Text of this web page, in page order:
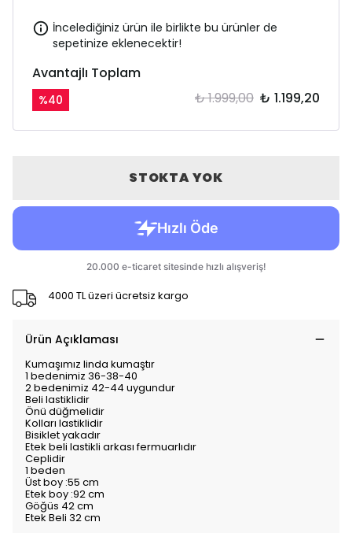
İncelediğiniz ürün ile birlikte bu ürünler de
sepetinize eklenecektir!
Avantajlı Toplam
%40 ₺ 1.999,00 ₺ 1.199,20
STOKTA YOK
4000 TL üzeri ücretsiz kargo
Ürün Açıklaması
Kumaşımız linda kumaştır
1 bedenimiz 36-38-40
2 bedenimiz 42-44 uygundur
Beli lastiklidir
Önü düğmelidir
Kolları lastiklidir
Bisiklet yakadır
Etek beli lastikli arkası fermuarlıdır
Ceplidir
1 beden
Üst boy :55 cm
Etek boy :92 cm
Göğüs 42 cm
Etek Beli 32 cm